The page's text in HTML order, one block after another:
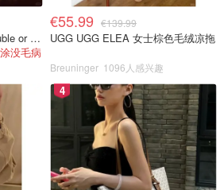
Estee Lauder 哑光口红 double or nothing色号
没毛病
€55.99 €139.99
UGG UGG ELEA 女士棕色毛绒凉拖
Breuninger 1096人感兴趣
4